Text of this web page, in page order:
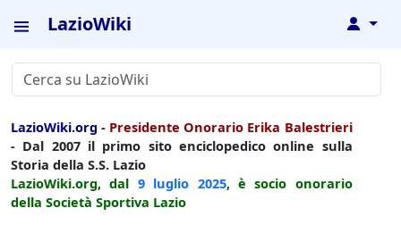
LazioWiki ↓
LazioWiki.org - Presidente Onorario Erika Balestrieri
- Dal 2007 il primo sito enciclopedico online sulla
Storia della S.S. Lazio
LazioWiki.org, dal 9 luglio 2025, è socio onorario
della Società Sportiva Lazio